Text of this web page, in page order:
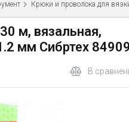
Крюки и проволока для
м, вязальная,
мм Сибртех
В